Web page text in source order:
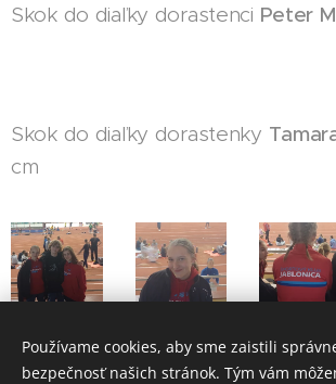
Skok do diaľky dorastenci Peter
Skok do diaľky dorastenky
cm
Používame cookies, aby sme zaistili
bezpečnosť našich stránok. Tým vám